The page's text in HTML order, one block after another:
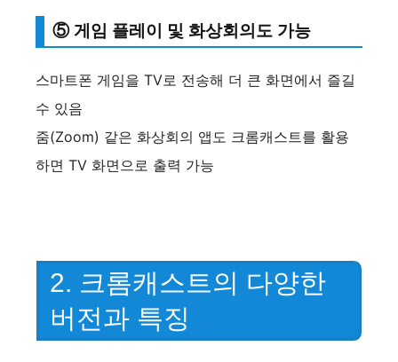
⑤ 게임 플레이 및 화상회의도 가능
스마트폰 게임을 TV로 전송해 더 큰 화면에서 즐길
수 있음
줌(Zoom) 같은 화상회의 앱도 크롬캐스트를 활용
하면 TV 화면으로 출력 가능
2. 크롬캐스트의 다양한
버전과 특징